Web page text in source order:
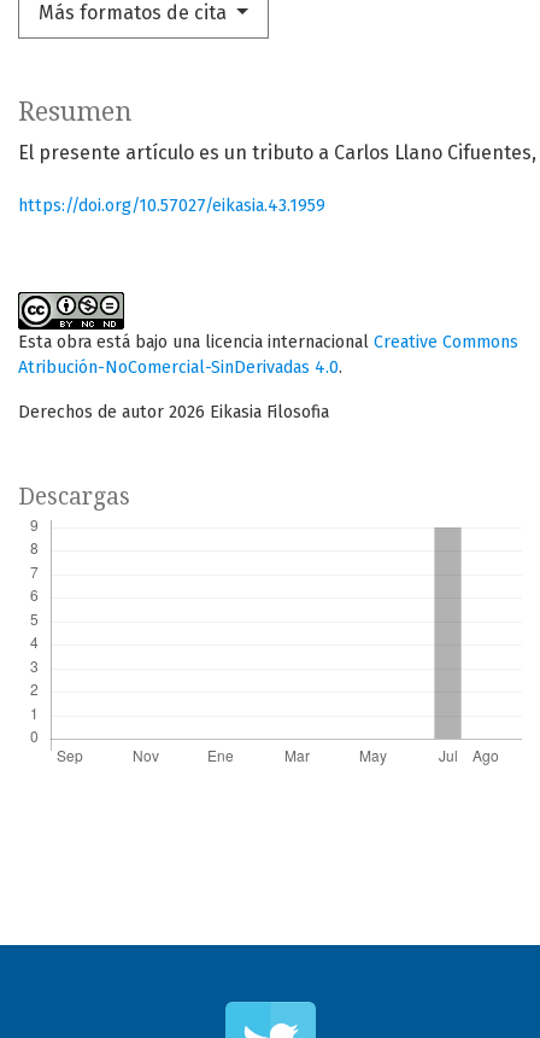
Más formatos de cita
Resumen
El presente artículo es un tributo a Carlos Llano
https://doi.org/10.57027/eikasia.43.1959
Esta obra está bajo una licencia internacional Creative Commons
Atribución-NoComercial-SinDerivadas 4.0.
Derechos de autor 2026 Eikasia Filosofia
Descargas